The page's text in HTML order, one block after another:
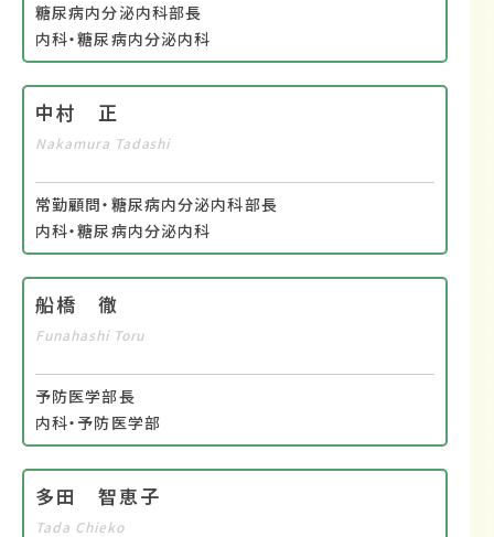
糖尿病内分泌内科部長
内科・糖尿病内分泌内科
中村 正
Nakamura Tadashi
常勤顧問・糖尿病内分泌内科部長
内科・糖尿病内分泌内科
船橋 徹
Funahashi Toru
予防医学部長
内科・予防医学部
多田 智恵子
Tada Chieko